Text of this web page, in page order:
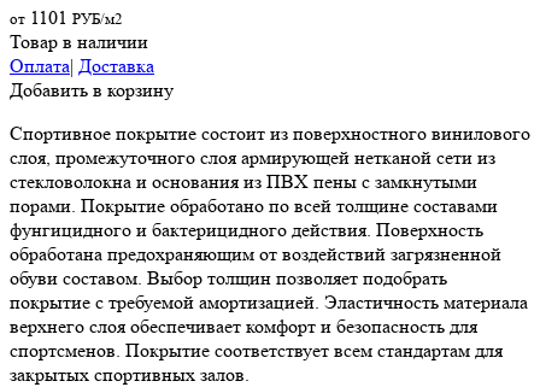
от 1101 РУБ/м2
Товар в наличии
Оплата| Доставка
Добавить в корзину
Спортивное покрытие состоит из поверхностного винилового
слоя, промежуточного слоя армирующей нетканой сети из
стекловолокна и основания из ПВХ пены с замкнутыми
порами. Покрытие обработано по всей толщине составами
фунгицидного и бактерицидного действия. Поверхность
обработана предохраняющим от воздействий загрязненной
обуви составом. Выбор толщин позволяет подобрать
покрытие с требуемой амортизацией. Эластичность материала
верхнего слоя обеспечивает комфорт и безопасность для
спортсменов. Покрытие соответствует всем стандартам для
закрытых спортивных залов.